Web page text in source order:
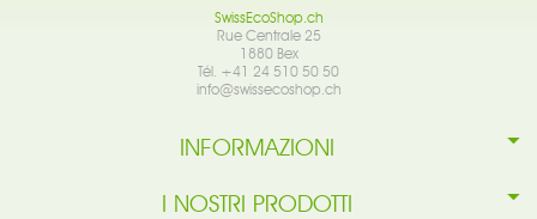
SwissEcoShop.ch
Rue Centrale 25
1880 Bex
Tél. +41 24 510 50 50
info@swissecoshop.ch
INFORMAZIONI
I NOSTRI PRODOTTI